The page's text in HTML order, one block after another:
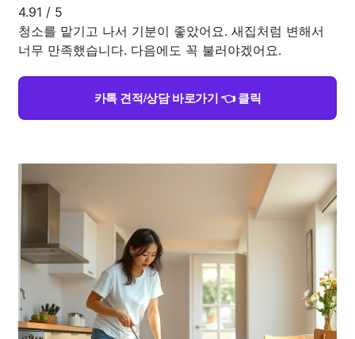
4.91 / 5
청소를 맡기고 나서 기분이 좋았어요. 새집처럼 변해서
너무 만족했습니다. 다음에도 꼭 불러야겠어요.
카톡 견적/상담 바로가기 👈 클릭